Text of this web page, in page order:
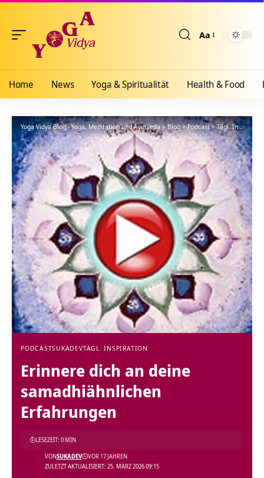
Aa
Home News Yoga & Spiritualität Health & Food
Yoga Vidya Blog - Yoga, Meditation und Ayurveda>Blog>Podcast>Tägl. Inspiration
PODCASTSUKADEVTÄGL. INSPIRATION
Erinnere dich an deine
samadhiähnlichen
Erfahrungen
ZULETZT AKTUALISIERT: 25. MÄRZ 2026 09:15
VONSUKADEV VOR 17 JAHREN
LESEZEIT: 0 MIN